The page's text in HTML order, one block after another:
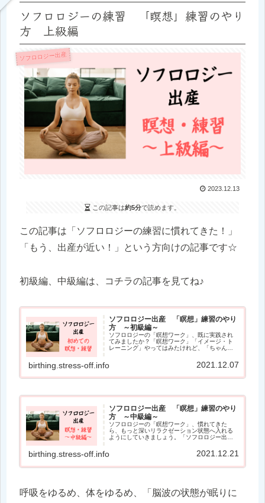
ソフロロジーの練習 「瞑想」練習のやり
方 上級編
ソフロロジー出産
2023.12.13
この記事は約5分で読めます。
この記事は「ソフロロジーの練習に慣れてきた！」
「もう、出産が近い！」という方向けの記事です☆
初級編、中級編は、コチラの記事を見てね♪
ソフロロジー出産 「瞑想」練習のやり
方 ～初級編～
ソフロロジーの「瞑想ワーク」、既に実践され
てみましたか？「瞑想ワーク」「イメージ・ト
レーニング」やってはみたけれど、「ちゃんと
かないのかな？」という気持ちになっていませ
んか？私が妊婦のときは、「ソフ...
birthing.stress-off.info 2021.12.07
ソフロロジー出産 「瞑想」練習のやり
方 ～中級編～
ソフロロジーの「瞑想ワーク」、慣れてきた
ら、もっと深いリラクゼーション状態へ入れる
ようにしていきましょう。「ソフロロジー出
クをすることも習慣になってきた。そんなと
き、さらに深いリラクゼーション状態へ...
birthing.stress-off.info 2021.12.21
呼吸をゆるめ、体をゆるめ、「脳波の状態が眠りに